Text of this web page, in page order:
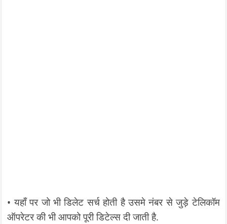
• यहाँ पर जो भी डिलेट सर्च होती है उसमे नंबर से जुड़े टेलिकॉम
ऑपरेटर की भी आपको पूरी डिटेल्स दी जाती है.